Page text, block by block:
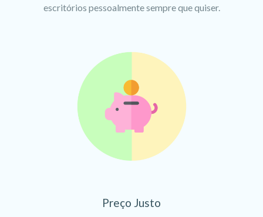
escritórios pessoalmente sempre que quiser.
Preço Justo